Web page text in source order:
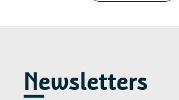
Newsletters